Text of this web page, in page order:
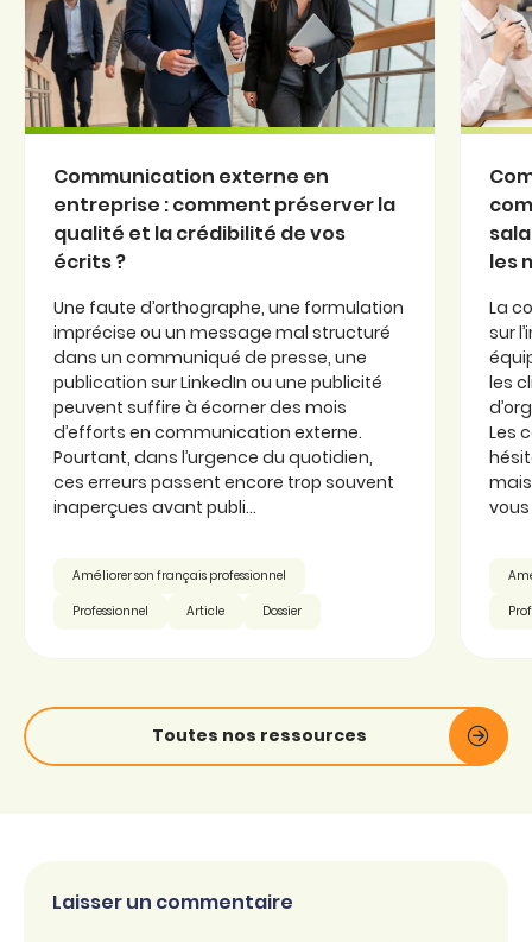
Communication externe en
entreprise : comment préserver la
qualité et la crédibilité de vos
écrits ?
Une faute d’orthographe, une formulation
imprécise ou un message mal structuré
dans un communiqué de presse, une
publication sur LinkedIn ou une publicité
peuvent suffire à écorner des mois
d’efforts en communication externe.
Pourtant, dans l’urgence du quotidien,
ces erreurs passent encore trop souvent
inaperçues avant publi...
Améliorer son français professionnel
Professionnel
Article Dossier
les
La
sur
les
Les
Toutes nos ressources
Laisser un commentaire